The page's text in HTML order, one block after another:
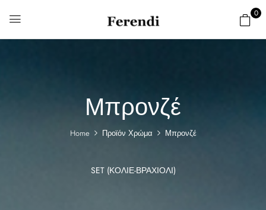
0
Μπρονζέ
Home Προϊόν Χρώμα Μπρονζέ
SET (ΚΟΛΙΈ-ΒΡΑΧΙΌΛΙ)